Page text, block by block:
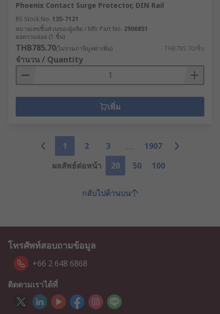
Phoenix Contact Surge Protector, DIN Rail
RS Stock No. 135-7121
หมายเลขชิ้นส่วนของผู้ผลิต / Mfr. Part No. 2906851
ยอดรวมย่อย (1 ชิ้น)
THB785.70(ไม่รวมภาษีมูลค่าเพิ่ม) THB785.70/ชิ้น
จำนวน / Quantity
เพิ่ม
1 2 3
1907
ผลลัพธ์ต่อหน้า
20 50 100
กลับไปด้านบน
โทรศัพท์สอบถามข้อมูล
+66 2 648 6868
ติดตามเราได้ที่